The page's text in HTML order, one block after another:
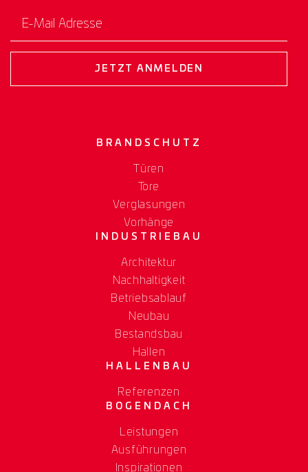
E-Mail Adresse
JETZT ANMELDEN
BRANDSCHUTZ
Türen
Tore
Verglasungen
Vorhänge
INDUSTRIEBAU
Architektur
Nachhaltigkeit
Betriebsablauf
Neubau
Bestandsbau
Hallen
HALLENBAU
Referenzen
BOGENDACH
Leistungen
Ausführungen
Inspirationen